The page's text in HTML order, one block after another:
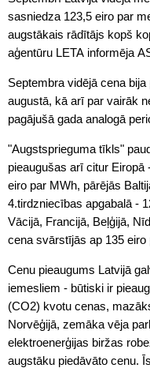
sasniedza 123,5 eiro par
augstākais rādītājs kopš
aģentūru LETA informēja
Septembra vidējā cena
augustā, kā arī par vairāk
pagājušā gada analogā
"Augstsprieguma tīkls"
pieaugušas arī citur Eiropā
eiro par MWh, pārējās
4.tirdzniecības apgabalā -
Vācijā, Francijā, Beļģijā,
cena svārstījās ap 135 eiro
Cenu pieaugums Latvijā
iemesliem - būtiski ir
(CO2) kvotu cenas,
Norvēģijā, zemāka vēja
elektroenerģijas biržas
augstāku piedāvāto cenu.